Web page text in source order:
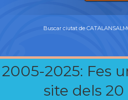
Buscar ciutat de
2005-2025: Fes
site dels 20